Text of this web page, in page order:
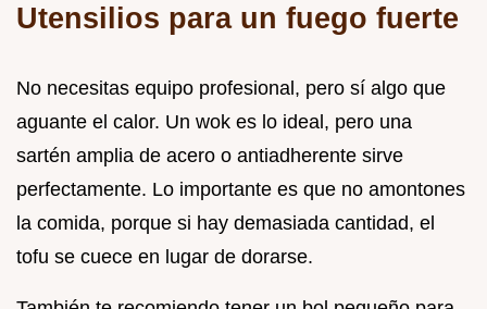
Utensilios para un fuego fuerte
No necesitas equipo profesional, pero sí algo que
aguante el calor. Un wok es lo ideal, pero una
sartén amplia de acero o antiadherente sirve
perfectamente. Lo importante es que no amontones
la comida, porque si hay demasiada cantidad, el
tofu se cuece en lugar de dorarse.